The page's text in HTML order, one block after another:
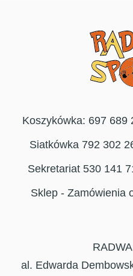
Koszykówka: 697 689
Siatkówka 792 302
Sekretariat 530 141
Sklep - Zamówienia
al. Edwarda